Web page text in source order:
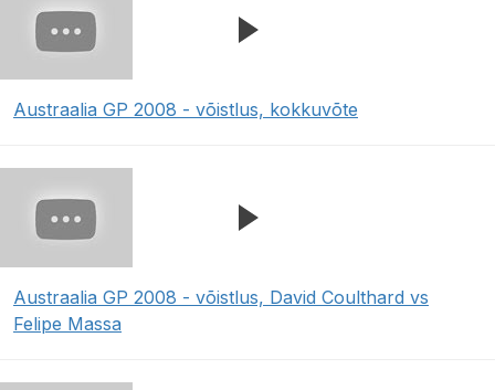
Austraalia GP 2008 - võistlus, kokkuvõte
Austraalia GP 2008 - võistlus, David Coulthard vs
Felipe Massa